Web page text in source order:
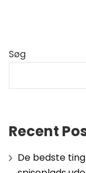
Søg
Recent
De bedste